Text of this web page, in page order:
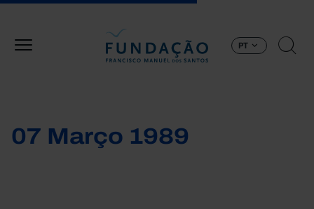
PT
07 Março 1989